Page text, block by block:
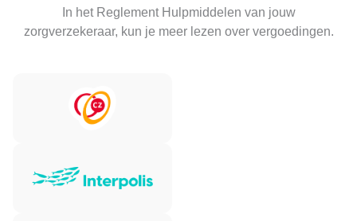
In het Reglement Hulpmiddelen van jouw
zorgverzekeraar, kun je meer lezen over vergoedingen.